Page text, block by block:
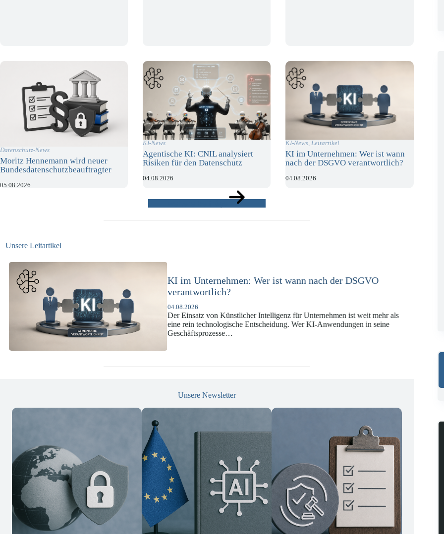
Datenschutz-News
Moritz Hennemann wird neuer
Bundesdatenschutzbeauftragter
05.08.2026
KI-News
Agentische KI: CNIL analysiert
Risiken für den Datenschutz
04.08.2026
KI-News,Leitartikel
KI im Unternehmen: Wer ist wann
nach der DSGVO verantwortlich?
04.08.2026
Unsere Leitartikel
KI-Compliance in der Versicherungswirtschaft mit DORA,
DSGVO und KI-VO
07.07.2026
Die europäische Digitalregulierung hat in den vergangenen Jahren eine
enorme Komplexität erreicht, die insbesondere Unternehmen der Finanz-
und Versicherungswirtschaft vor…
Unsere Newsletter